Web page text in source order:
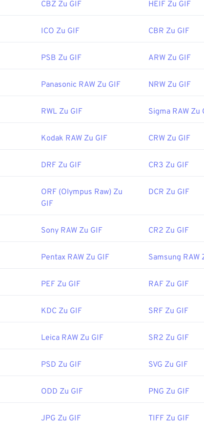
CBZ Zu GIF HEIF Zu GIF
ICO Zu GIF CBR Zu GIF
PSB Zu GIF ARW Zu GIF
Panasonic RAW Zu GIF NRW Zu GIF
RWL Zu GIF Sigma RAW Zu
Kodak RAW Zu GIF CRW Zu GIF
DRF Zu GIF CR3 Zu GIF
ORF (Olympus Raw) Zu
GIF
DCR Zu GIF
Sony RAW Zu GIF CR2 Zu GIF
Pentax RAW Zu GIF Samsung RAW
PEF Zu GIF RAF Zu GIF
KDC Zu GIF SRF Zu GIF
Leica RAW Zu GIF SR2 Zu GIF
PSD Zu GIF SVG Zu GIF
ODD Zu GIF PNG Zu GIF
JPG Zu GIF TIFF Zu GIF